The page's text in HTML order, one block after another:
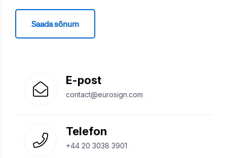
E-post
contact@eurosign.com
Telefon
+44 20 3038 3901
Saada sõnum